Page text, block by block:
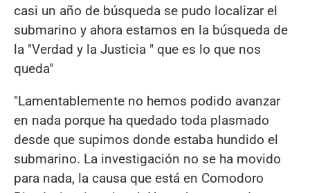
casi un año de búsqueda se pudo localizar el
submarino y ahora estamos en la búsqueda de
la "Verdad y la Justicia " que es lo que nos
queda"
"Lamentablemente no hemos podido avanzar
en nada porque ha quedado toda plasmado
desde que supimos donde estaba hundido el
submarino. La investigación no se ha movido
para nada, la causa que está en Comodoro